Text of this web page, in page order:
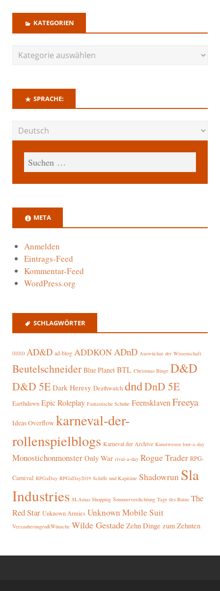
KATEGORIEN
SPRACHE:
META
Anmelden
Eintrags-Feed
Kommentar-Feed
WordPress.org
SCHLAGWÖRTER
01010 AD&D ad-blog ADDKONADnD Auswüchse der Wissenschaft
Beutelschneider Blue Planet BTL Christmas Binge D&D
D&D 5E Dark Heresy Deathwatch dndDnD 5E
Earthdawn Epic Roleplay Fantastische Schuhe FeensklavenFreeya
Ideas Overflow karneval-der-
rollenspielblogs Karneval der Archive Kunstwesen loot-a-day
Monostichonmonster Only War rival-a-day Rogue Trader RPG-
Carnival RPGaDay RPGaDay2019 Schiffe und Kapitäne Shadowrun Sla
Industries SLAmas Shopping Sommerverdichtung Tage des Ruins The
Red Star Unknown Armies Unknown Mobile Suit
Verzauberungen&Wünsche Wilde Gestade Zehn Dinge zum Zehnten